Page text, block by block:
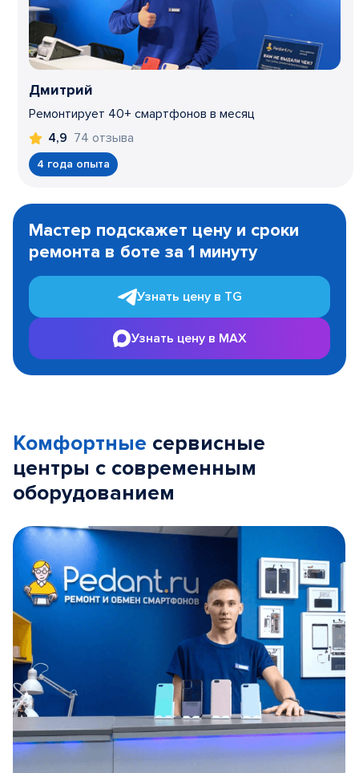
Дмитрий
Ремонтирует 40+ смартфонов в месяц
4,9 74 отзыва
4 года опыта
1
Мастер подскажет цену и сроки
ремонта в боте за 1 минуту
Узнать цену в TG
Узнать цену в MAX
Комфортные сервисные
центры с современным
оборудованием